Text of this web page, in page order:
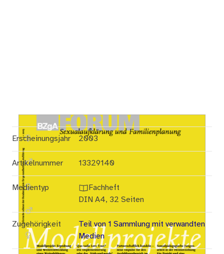
Erscheinungsjahr 2003
Artikelnummer 13329140
Medientyp
Fachheft
DIN A4, 32 Seiten
Zugehörigkeit
Teil von 1 Sammlung mit verwandten
Medien